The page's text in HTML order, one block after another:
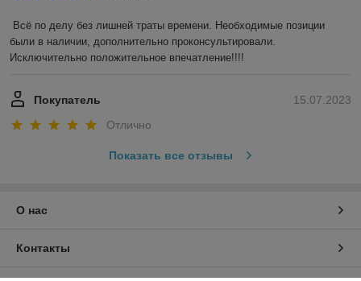
Всё по делу без лишней траты времени. Необходимые позиции
были в наличии, дополнительно проконсультировали.
Исключительно положительное впечатление!!!!
15.07.2023
Покупатель
Отлично
Показать все отзывы
О нас
Контакты